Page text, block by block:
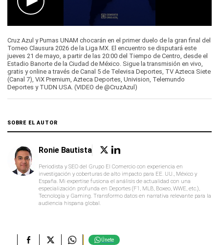
seconds
of
10
seconds
Cruz Azul y Pumas UNAM chocarán en el primer duelo de la gran final del
Torneo Clausura 2026 de la Liga MX. El encuentro se disputará este
jueves 21 de mayo, a partir de las 20:00 del Tiempo de Centro, desde el
Estadio Banorte de la Ciudad de México. Sigue la transmisión en vivo,
gratis y online a través de Canal 5 de Televisa Deportes, TV Azteca Siete
(Canal 7), ViX Premium, Azteca Deportes, Univision, Telemundo
Deportes y TUDN USA. (VIDEO de @CruzAzul)
SOBRE EL AUTOR
Ronie Bautista
Periodista y SEO del Grupo El Comercio con experiencia en
investigación y coberturas de alto impacto para EE. UU., México y
España. Mi expertise fusiona el análisis de actualidad con una
especialización profunda en Deportes (F1, MLB, Boxeo, WWE, etc.),
Tecnología y Gaming. Transformo datos en narrativa relevante para la
audiencia hispana global.
Únete